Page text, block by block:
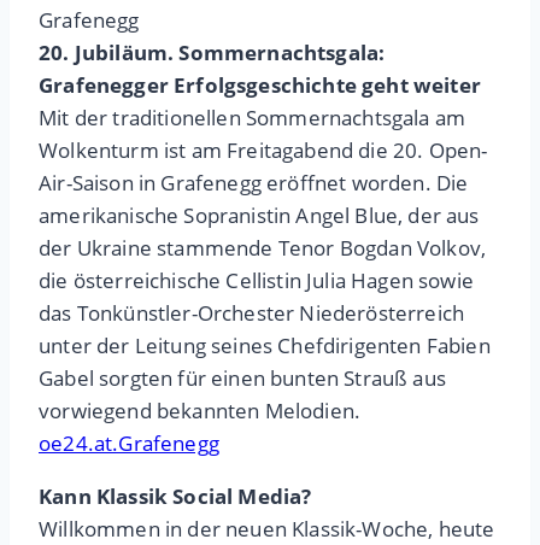
Grafenegg
20. Jubiläum.Sommernachtsgala:
Grafenegger Erfolgsgeschichte geht weiter
Mit der traditionellen Sommernachtsgala am
Wolkenturm ist am Freitagabend die 20. Open-
Air-Saison in Grafenegg eröffnet worden. Die
amerikanische Sopranistin Angel Blue, der aus
der Ukraine stammende Tenor Bogdan Volkov,
die österreichische Cellistin Julia Hagen sowie
das Tonkünstler-Orchester Niederösterreich
unter der Leitung seines Chefdirigenten Fabien
Gabel sorgten für einen bunten Strauß aus
vorwiegend bekannten Melodien.
oe24.at.Grafenegg
Kann Klassik Social Media?
Willkommen in der neuen Klassik-Woche, heute